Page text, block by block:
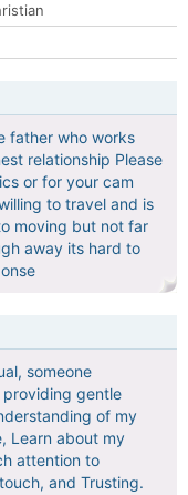
father who works
relationship Please
or for your cam
to travel and is
moving but not far
away its hard to
someone
gentle
of my
Learn about my
attention to
and Trusting.